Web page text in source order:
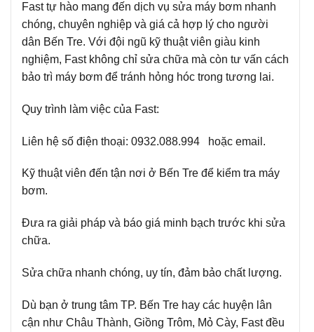
Fast tự hào mang đến dịch vụ sửa máy bơm nhanh
chóng, chuyên nghiệp và giá cả hợp lý cho người
dân Bến Tre. Với đội ngũ kỹ thuật viên giàu kinh
nghiệm, Fast không chỉ sửa chữa mà còn tư vấn cách
bảo trì máy bơm để tránh hỏng hóc trong tương lai.
Quy trình làm việc của Fast:
Liên hệ số điện thoại: 0932.088.994 hoặc email.
Kỹ thuật viên đến tận nơi ở Bến Tre để kiểm tra máy
bơm.
Đưa ra giải pháp và báo giá minh bạch trước khi sửa
chữa.
Sửa chữa nhanh chóng, uy tín, đảm bảo chất lượng.
Dù bạn ở trung tâm TP. Bến Tre hay các huyện lân
cận như Châu Thành, Giồng Trôm, Mỏ Cày, Fast đều